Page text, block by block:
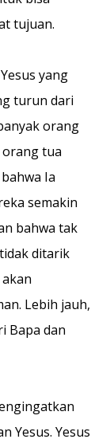
tujuan.
yang
turun dari
orang
tua
Ia
semakin
bahwa tak
ditarik
Lebih jauh,
Bapa dan
Yesus. Yesus